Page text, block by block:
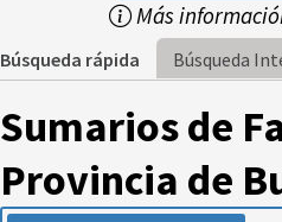
Más
Búsqueda rápida Búsqueda
Sumarios de
Provincia de